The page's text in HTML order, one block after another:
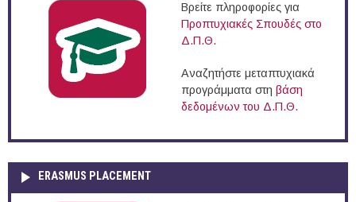
Βρείτε πληροφορίες για
Προπτυχιακές Σπουδές στο
Δ.Π.Θ.
Αναζητήστε μεταπτυχιακά
προγράμματα στη βάση
δεδομένων του Δ.Π.Θ.
ERASMUS PLACEMENT